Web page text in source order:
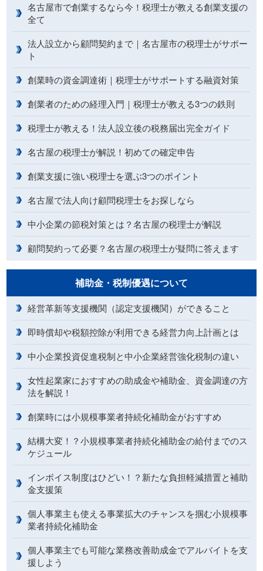
名古屋市で創業するなら今！税理士が教える創業支援の
全て
法人設立から顧問契約まで｜名古屋市の税理士がサポー
ト
創業時の資金調達術｜税理士がサポートする融資対策
創業者のための経理入門｜税理士が教える3つの鉄則
税理士が教える！法人設立後の税務届出完全ガイド
名古屋の税理士が解説！初めての確定申告
創業支援に強い税理士を選ぶ3つのポイント
名古屋で法人向け顧問税理士をお探しなら
中小企業の節税対策とは？名古屋の税理士が解説
顧問契約って必要？名古屋の税理士が疑問に答えます
補助金・税制優遇について
経営革新等支援機関（認定支援機関）ができること
即時償却や税額控除が利用できる経営力向上計画とは
中小企業投資促進税制と中小企業経営強化税制の違い
女性起業家におすすめの助成金や補助金、資金調達の方
法を解説！
創業時には小規模事業者持続化補助金がおすすめ
結構大変！？小規模事業者持続化補助金の給付までのス
ケジュール
インボイス制度はひどい！？新たな負担軽減措置と補助
金支援策
個人事業主も使える事業拡大のチャンスを掴む小規模事
業者持続化補助金
個人事業主でも可能な業務改善助成金でアルバイトを支
援しよう